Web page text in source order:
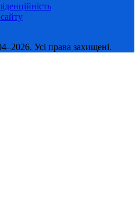
Усі права захищені.